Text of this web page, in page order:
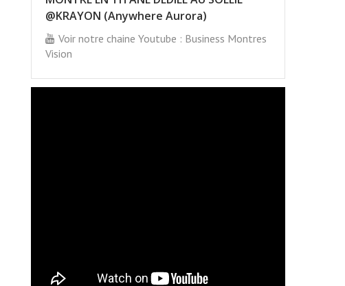
@KRAYON (Anywhere Aurora)
Voir notre chaine Youtube : Business Montres
Vision